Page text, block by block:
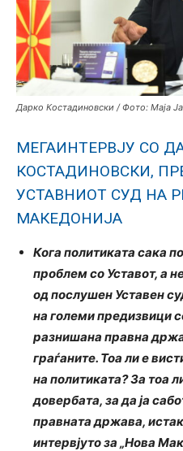
Дарко Костадиновски / Фото: Маја
МЕГАИНТЕРВЈУ СО
КОСТАДИНОВСКИ,
УСТАВНИОТ СУД НА
МАКЕДОНИЈА
Кога политиката сака
проблем со Уставот, а
од послушен Уставен
на големи предизвици
разнишана правна
граѓаните. Тоа ли е
на политиката? За тоа
довербата, за да ја
правната држава,
интервјуто за „Нова